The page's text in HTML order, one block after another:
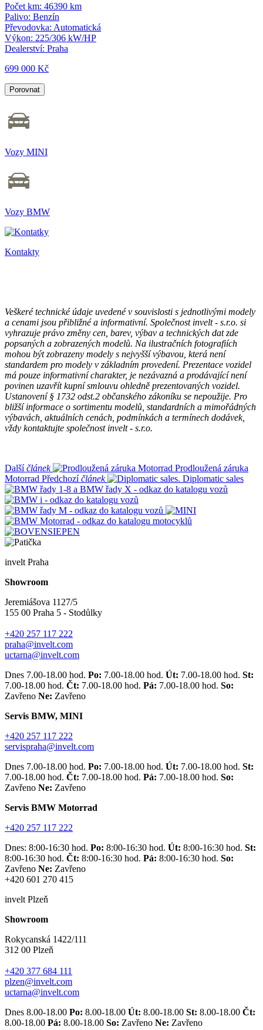
Počet km: 46390 km
Palivo: Benzín
Převodovka: Automatická
Výkon: 225/306 kW/HP
Dealerství: Praha
699 000 Kč
Porovnat
Vozy MINI
Vozy BMW
Kontakty
Veškeré technické údaje uvedené v souvislosti s jednotlivými modely
a cenami jsou přibližné a informativní. Společnost invelt - s.r.o. si
vyhrazuje právo změny cen, barev, výbav a technických dat zde
popsaných a zobrazených modelů. Na ilustračních fotografiích
mohou být zobrazeny modely s nejvyšší výbavou, která není
standardem pro modely v základním provedení. Prezentace vozidel
má pouze informativní charakter, je nezávazná a prodávající není
povinen uzavřít kupní smlouvu ohledně prezentovaných vozidel.
Ustanovení § 1732 odst.2 občanského zákoníku se nepoužije. Pro
bližší informace o sortimentu modelů, standardních a mimořádných
výbavách, aktuálních cenách, podmínkách a termínech dodávek,
vždy kontaktujte společnost invelt - s.r.o.
Dalšíčlánek
Prodloužená záruka
Motorrad Předchozíčlánek Diplomatic sales
invelt Praha
Showroom
Jeremiášova 1127/5
155 00 Praha 5 - Stodůlky
+420 257 117 222
praha@invelt.com
uctarna@invelt.com
Dnes 7.00-18.00 hod. Po: 7.00-18.00 hod. Út: 7.00-18.00 hod. St:
7.00-18.00 hod. Čt: 7.00-18.00 hod. Pá: 7.00-18.00 hod. So:
Zavřeno Ne: Zavřeno
Servis BMW, MINI
+420 257 117 222
servispraha@invelt.com
Dnes 7.00-18.00 hod. Po: 7.00-18.00 hod. Út: 7.00-18.00 hod. St:
7.00-18.00 hod. Čt: 7.00-18.00 hod. Pá: 7.00-18.00 hod. So:
Zavřeno Ne: Zavřeno
Servis BMW Motorrad
+420 257 117 222
Dnes: 8:00-16:30 hod. Po: 8:00-16:30 hod. Út: 8:00-16:30 hod. St:
8:00-16:30 hod. Čt: 8:00-16:30 hod. Pá: 8:00-16:30 hod. So:
Zavřeno Ne: Zavřeno
+420 601 270 415
invelt Plzeň
Showroom
Rokycanská 1422/111
312 00 Plzeň
+420 377 684 111
plzen@invelt.com
uctarna@invelt.com
Dnes 8.00-18.00 Po: 8.00-18.00 Út: 8.00-18.00 St: 8.00-18.00 Čt:
8.00-18.00 Pá: 8.00-18.00 So: Zavřeno Ne: Zavřeno